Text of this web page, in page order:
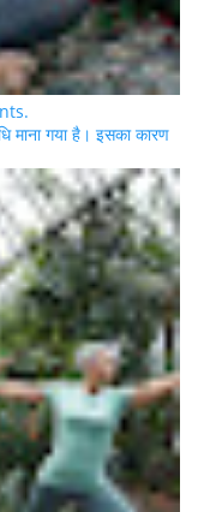
माना गया है। इसका कारण